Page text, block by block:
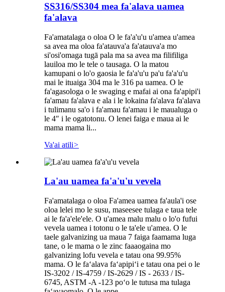
SS316/SS304 mea fa'alava uamea
fa'alava
Fa'amatalaga o oloa O le fa'a'u'u u'amea u'amea
sa avea ma oloa fa'atauva'a fa'atauva'a mo
si'osi'omaga tugā pala ma sa avea ma filifiliga
lauiloa mo le tele o tausaga. O la matou
kamupani o lo'o gaosia le fa'a'u'u pa'u fa'a'u'u
mai le ituaiga 304 ma le 316 pa uamea. O le
fa'agasologa o le swaging e mafai ai ona fa'apipi'i
fa'amau fa'alava e ala i le lokaina fa'alava fa'alava
i tulimanu sa'o i fa'amau fa'amau i le maualuga o
le 4″ i le ogatotonu. O lenei faiga e maua ai le
mama mama li...
Va'ai atili>
La'au uamea fa'a'u'u vevela
Fa'amatalaga o oloa Fa'amea uamea fa'aula'i ose
oloa lelei mo le susu, maseesee tulaga e taua tele
ai le fa'a'ele'ele. O u'amea malu malu o lo'o fufui
vevela uamea i totonu o le ta'ele u'amea. O le
taele galvanizing ua maua 7 faiga faamama luga
tane, o le mama o le zinc faaaogaina mo
galvanizing lofu vevela e tatau ona 99.95%
mama. O le faʻalava faʻapipiʻi e tatau ona pei o le
IS-3202 / IS-4759 / IS-2629 / IS - 2633 / IS-
6745, ASTM -A -123 poʻo le tutusa ma tulaga